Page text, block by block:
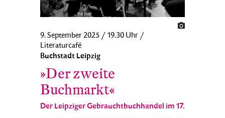
9. September 2025 / 19.30 Uhr /
Literaturcafé
Buchstadt Leipzig
»Der zweite
Buchmarkt«
Der Leipziger Gebrauchtbuchhandel im 17.